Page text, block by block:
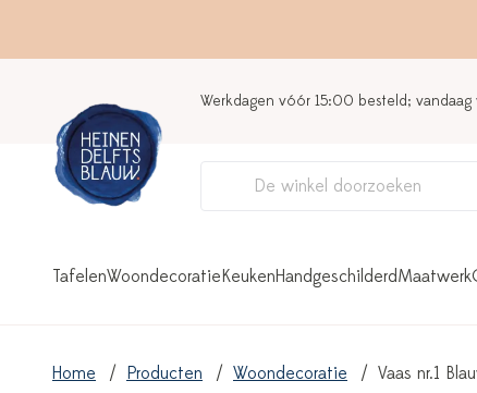
Werkdagen vóór 15:00 besteld;
TafelenWoondecoratieKeukenHandgeschilderdMaatwerk
Home Producten Woondecoratie Vaas nr.1